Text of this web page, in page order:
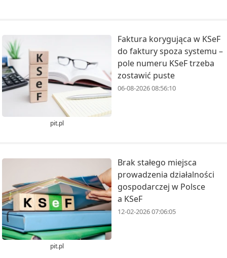
pit.pl
Faktura korygująca w KSeF
do faktury spoza systemu –
pole numeru KSeF trzeba
zostawić puste
06-08-2026 08:56:10
pit.pl
Brak stałego miejsca
prowadzenia działalności
gospodarczej w Polsce
a KSeF
12-02-2026 07:06:05